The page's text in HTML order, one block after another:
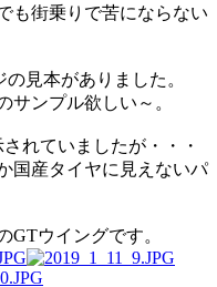
も街乗りで苦にならない
見本がありました。
サンプル欲しい～。
れていましたが・・・
国産タイヤに見えないパ
GTウイングです。